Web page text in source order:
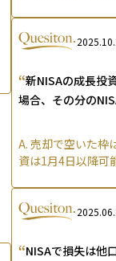
“新NISAの成長投
場合、その分の
A. 売却で空いた枠
資は1月4日以降可
“NISAで損失は他